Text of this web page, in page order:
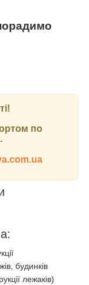
по
будинків
лежаків)